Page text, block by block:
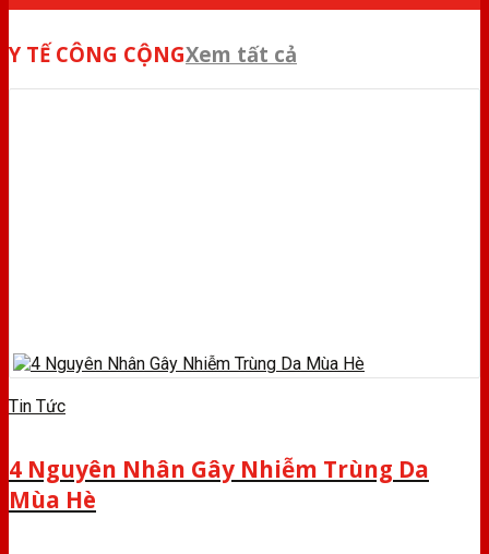
Y TẾ CÔNG CỘNGXem tất cả
Tin Tức
4 Nguyên Nhân Gây Nhiễm Trùng Da
Mùa Hè